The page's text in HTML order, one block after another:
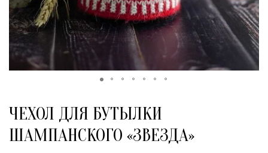
ЧЕХОЛ ДЛЯ БУТЫЛКИ
ШАМПАНСКОГО «ЗВЕЗДА»